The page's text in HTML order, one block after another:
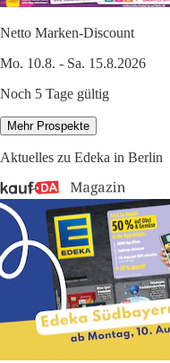
Netto Marken-Discount
Mo. 10.8. - Sa. 15.8.2026
Noch 5 Tage gültig
Mehr Prospekte
Aktuelles zu Edeka in Berlin